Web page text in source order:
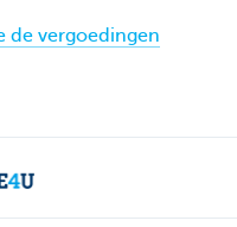
de vergoedingen